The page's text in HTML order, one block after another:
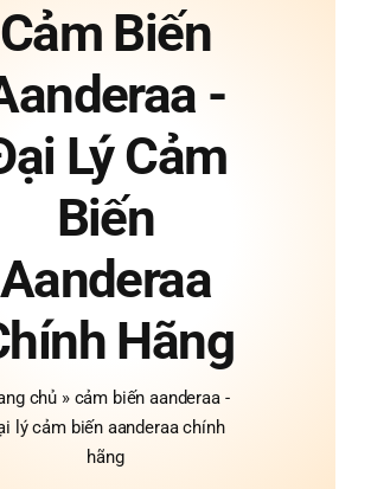
Cảm Biến
-
Lý Cảm
Biến
Aanderaa
Hãng
chủ » cảm biến aanderaa -
lý cảm biến aanderaa chính
hãng